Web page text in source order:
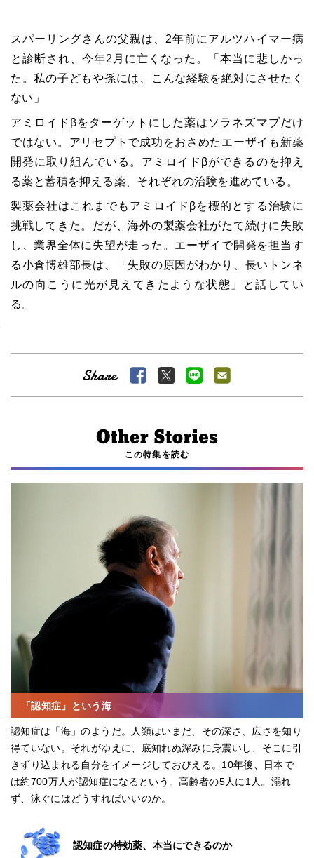
スパーリングさんの父親は、2年前にアルツハイマー病
と診断され、今年2月に亡くなった。「本当に悲しかっ
た。私の子どもや孫には、こんな経験を絶対にさせたく
ない」
アミロイドβをターゲットにした薬はソラネズマブだけ
ではない。アリセプトで成功をおさめたエーザイも新薬
開発に取り組んでいる。アミロイドβができるのを抑え
る薬と蓄積を抑える薬、それぞれの治験を進めている。
製薬会社はこれまでもアミロイドβを標的とする治験に
挑戦してきた。だが、海外の製薬会社がたて続けに失敗
し、業界全体に失望が走った。エーザイで開発を担当す
る小倉博雄部長は、「失敗の原因がわかり、長いトンネ
ルの向こうに光が見えてきたような状態」と話してい
る。
この特集を読む
「認知症」という海
認知症は「海」のようだ。人類はいまだ、その深さ、広さを知り
得ていない。それがゆえに、底知れぬ深みに身震いし、そこに引
きずり込まれる自分をイメージしておびえる。10年後、日本で
は約700万人が認知症になるという。高齢者の5人に1人。溺れ
ず、泳ぐにはどうすればいいのか。
認知症の特効薬、本当にできるのか